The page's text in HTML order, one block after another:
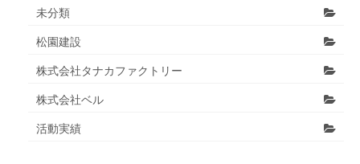
未分類
松園建設
株式会社タナカファクトリー
株式会社ベル
活動実績